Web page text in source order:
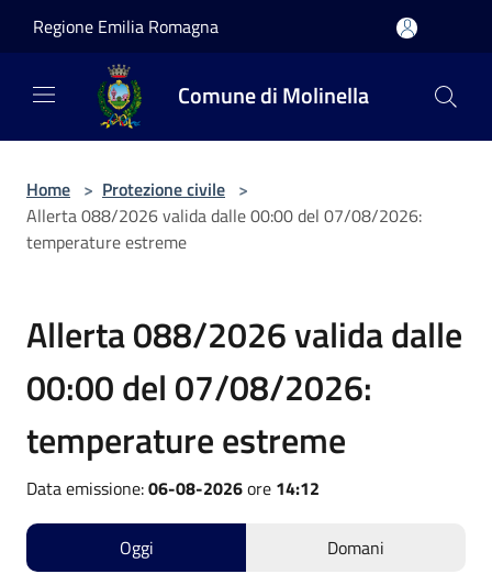
Regione Emilia Romagna
Comune di Molinella
Home > Protezione civile >
Allerta 088/2026 valida dalle 00:00 del 07/08/2026:
temperature estreme
Allerta 088/2026 valida dalle
00:00 del 07/08/2026:
temperature estreme
Data emissione:06-08-2026ore 14:12
Oggi Domani